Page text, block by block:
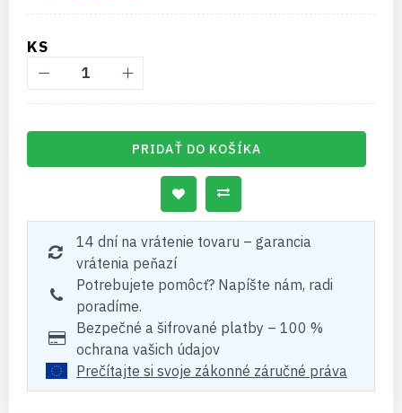
KS
PRIDAŤ DO KOŠÍKA
14 dní na vrátenie tovaru – garancia
vrátenia peňazí
Potrebujete pomôcť? Napíšte nám, radi
poradíme.
Bezpečné a šifrované platby – 100 %
ochrana vašich údajov
Prečítajte si svoje zákonné záručné práva